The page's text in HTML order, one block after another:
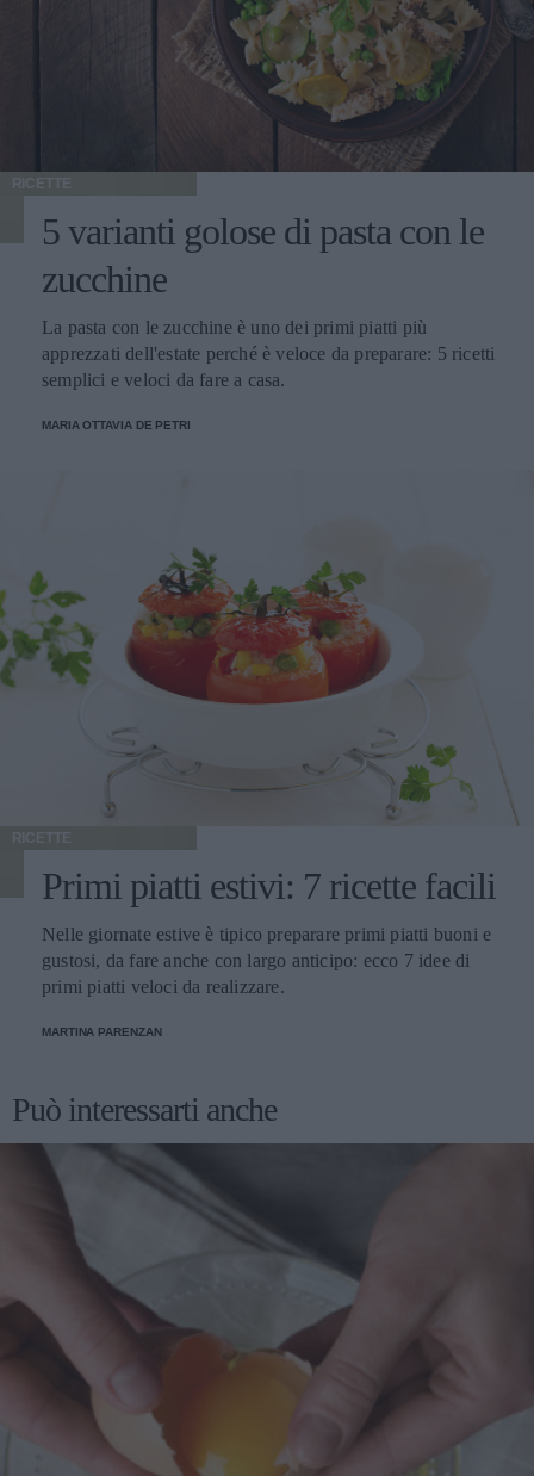
insaporire per 5 minuti. Versate il farro e un litro di acqua
calda. Quando è quasi cotto aggiungete un barattolo di
ceci precotti, per metà interi e per metà passati. Mescolate
RICETTE
5 varianti golose di pasta con le
zucchine
La pasta con le zucchine è uno dei primi piatti più
apprezzati dell'estate perché è veloce da preparare: 5 ricetti
semplici e veloci da fare a casa.
MARIA OTTAVIA DE PETRI
RICETTE
Primi piatti estivi: 7 ricette facili
Nelle giornate estive è tipico preparare primi piatti buoni e
gustosi, da fare anche con largo anticipo: ecco 7 idee di
primi piatti veloci da realizzare.
MARTINA PARENZAN
Può interessarti anche